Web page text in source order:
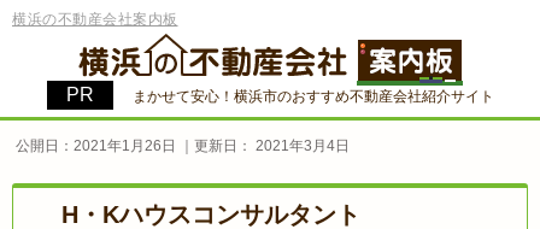
横浜の不動産会社案内板
まかせて安心！横浜市のおすすめ不動産会社紹介サイト
公開日：2021年1月26日 ｜更新日：2021年3月4日
H・Kハウスコンサルタント